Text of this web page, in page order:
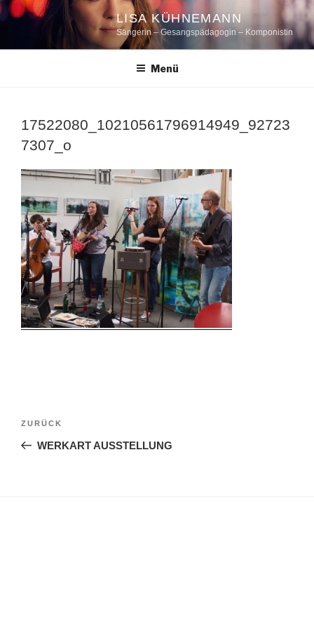
Zum
Inhalt
LISA KÜHNEMANN
Sängerin – Gesangspädagogin – Komponistin
Menü
17522080_10210561796914949_92723
7307_o
Beitragsnavigation
Vorheriger
Beitrag
ZURÜCK
WERKART AUSSTELLUNG